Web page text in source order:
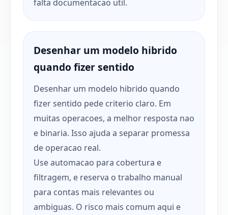
falta documentacao util.
Desenhar um modelo hibrido
quando fizer sentido
Desenhar um modelo hibrido quando
fizer sentido pede criterio claro. Em
muitas operacoes, a melhor resposta nao
e binaria. Isso ajuda a separar promessa
de operacao real.
Use automacao para cobertura e
filtragem, e reserva o trabalho manual
para contas mais relevantes ou
ambiguas. O risco mais comum aqui e